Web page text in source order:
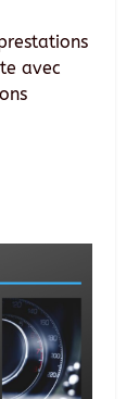
avec